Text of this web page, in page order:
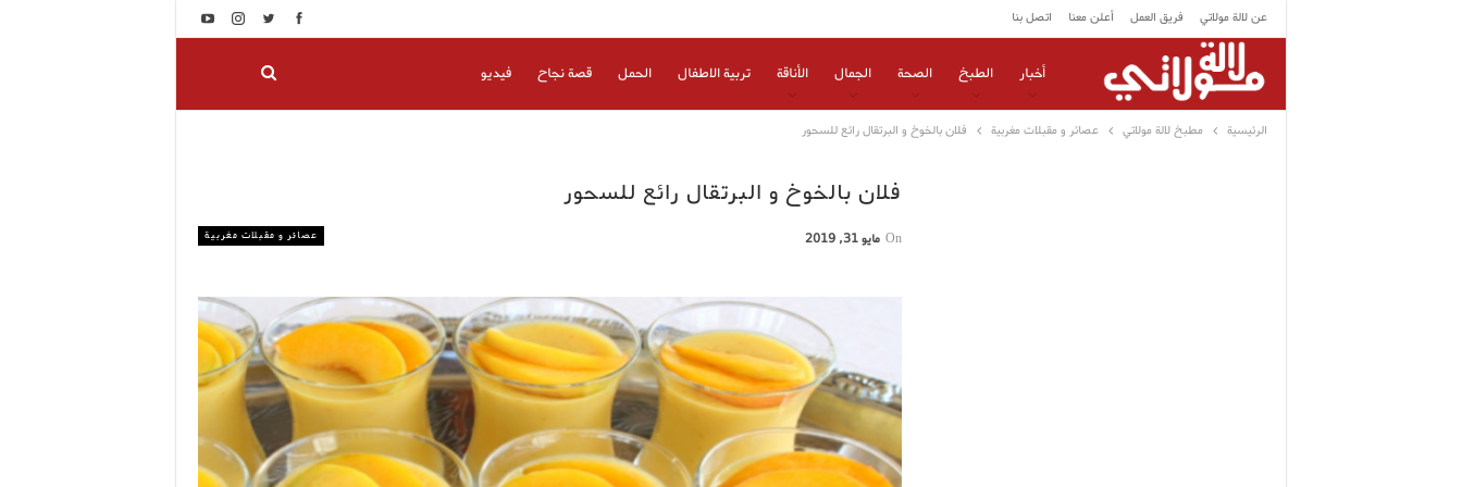
عن لالة مولاتي فريق العمل أعلن معنا اتصل بنا
أخبار الطبخ الصحة الجمال الأناقة تربية الاطفال الحمل قصة نجاح فيديو
الرئيسية مطبخ لالة مولاتي عصائر و مقبلات مغربية فلان بالخوخ و البرتقال رائع للسحور
فلان بالخوخ و البرتقال رائع للسحور
عصائر و مقبلات مغربية On مايو 31, 2019